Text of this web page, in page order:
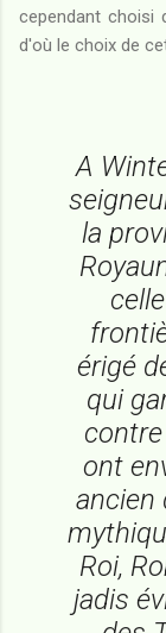
cependant choisi
d'où le choix de
A
la
érigé
qui
ont
ancien
Roi,
jadis